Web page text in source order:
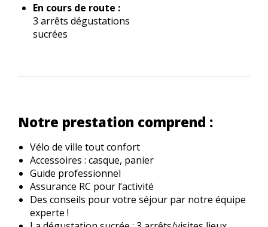
En cours de route :
3 arrêts dégustations
sucrées
Notre prestation comprend :
Vélo de ville tout confort
Accessoires : casque, panier
Guide professionnel
Assurance RC pour l’activité
Des conseils pour votre séjour par notre équipe
experte !